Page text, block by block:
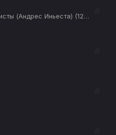
Величайшие футболисты (Андрес Иньеста) (12+)
☆
☆
☆
☆